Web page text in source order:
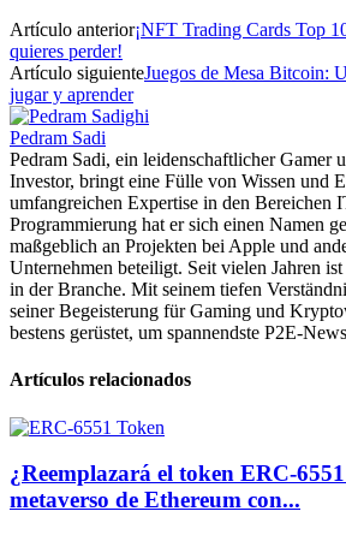
Artículo anterior¡NFT Trading Cards Top
quieres perder!
Artículo siguienteJuegos de Mesa Bitcoin:
jugar y aprender
Pedram Sadi
Pedram Sadi, ein leidenschaftlicher Gamer
Investor, bringt eine Fülle von Wissen und
umfangreichen Expertise in den Bereichen
Programmierung hat er sich einen Namen
maßgeblich an Projekten bei Apple und
Unternehmen beteiligt. Seit vielen Jahren
in der Branche. Mit seinem tiefen
seiner Begeisterung für Gaming und
bestens gerüstet, um spannendste P2E-
Artículos relacionados
¿Reemplazará el token ERC-
metaverso de Ethereum con...